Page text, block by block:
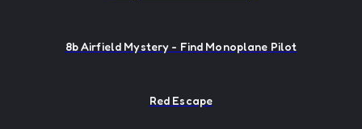
8b Airfield Mystery - Find Monoplane Pilot
Red Escape